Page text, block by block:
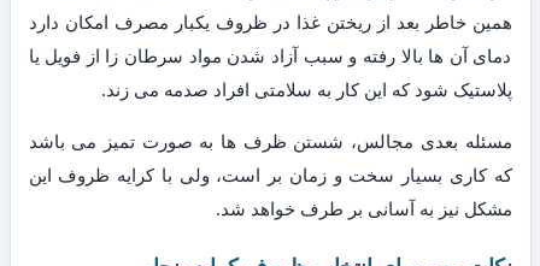
همین خاطر بعد از ریختن غذا در ظروف یکبار مصرف امکان دارد
دمای آن ها بالا رفته و سبب آزاد شدن مواد سرطان زا از فویل یا
پلاستیک شود که این کار به سلامتی افراد صدمه می زند.
مسئله بعدی مجالس، شستن ظرف ها به صورت تمیز می باشد
که کاری بسیار سخت و زمان بر است، ولی با کرایه ظروف این
مشکل نیز به آسانی بر طرف خواهد شد.